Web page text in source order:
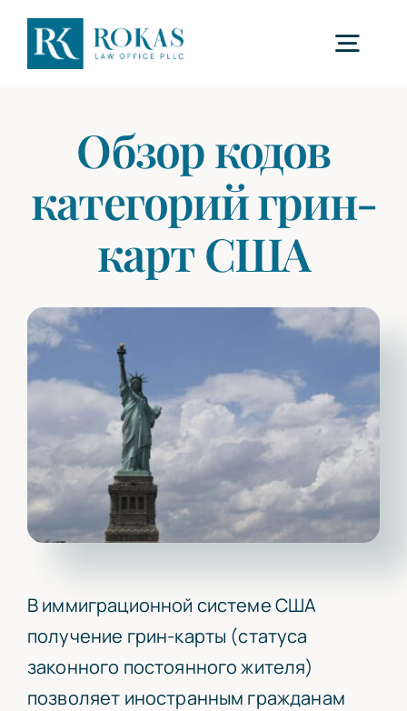
Skip
content
О нас
Процедуры
ЧаВо
Статьи
Свяжитесь с Нами
Обзор кодов
категорий грин-
карт США
В иммиграционной системе США
получение грин-карты (статуса
законного постоянного жителя)
позволяет иностранным гражданам